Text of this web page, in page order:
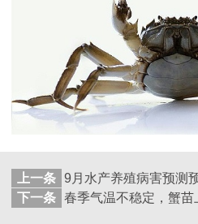
上一条 9月水产养殖病害预测
下一条